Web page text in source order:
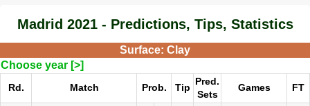
Madrid 2021 - Predictions, Tips, Statistics
Surface: Clay
Choose year [>]
Rd. Match Prob. Tip
Pred.
Sets
Games FT